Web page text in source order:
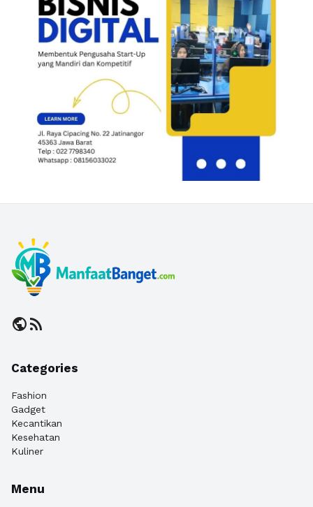
publicrss_feed
Categories
Fashion
Gadget
Kecantikan
Kesehatan
Kuliner
Menu